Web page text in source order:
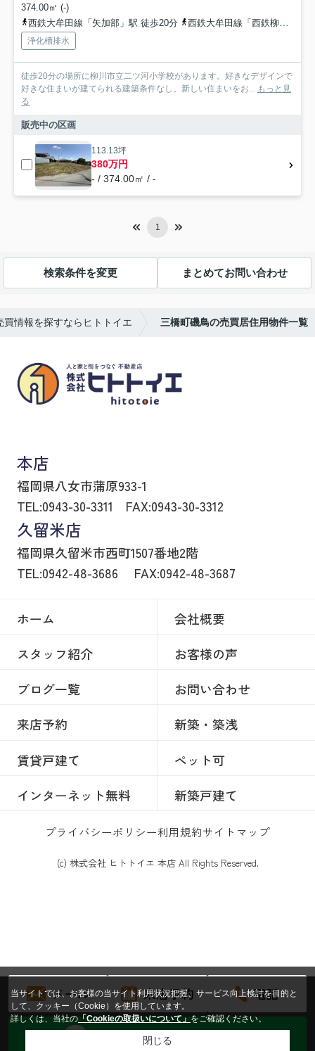
374.00㎡ (-)
西鉄大牟田線「矢加部」駅 徒歩20分
西鉄大牟田線「西鉄柳川」駅 徒歩30分
浄化槽排水
徒歩20分の場所に柳川市立二ツ河小学校があります。好きなデザインで
好きな住まいが建てられる建築条件なし。新しい住まいをお...
もっと見
る
販売中の区画
113.13坪
380万円
- / 374.00㎡ / -
1
検索条件を変更 まとめてお問い合わせ
情報を探すならヒトトイエ 三橋町磯鳥の売買居住用物件一覧
本店
福岡県八女市蒲原933-1
TEL:0943-30-3311
FAX:0943-30-3312
久留米店
福岡県久留米市西町1507番地2階
TEL:0942-48-3686
FAX:0942-48-3687
ホーム
会社概要
スタッフ紹介
お客様の声
ブログ一覧
お問い合わせ
来店予約
新築・築浅
賃貸戸建て
ペット可
インターネット無料
新築戸建て
プライバシーポリシー利用規約サイトマップ
(c) 株式会社 ヒトトイエ 本店 All Rights Reserved.
メール 来店予約 電話
トークからお問い合わせする
当サイトでは、お客様の当サイト利用状況把握、サービス向上検討を目的と
して、クッキー（Cookie）を使用しています。
詳しくは、当社の「Cookieの取扱いについて」をご確認ください。
閉じる